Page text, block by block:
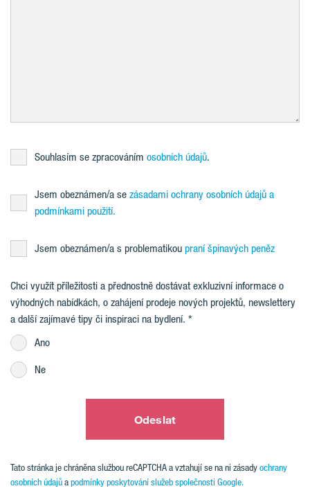
Souhlasím se zpracováním osobních údajů.
Jsem obeznámen/a se zásadami ochrany osobních údajů a
podmínkami použití.
Jsem obeznámen/a s problematikou praní špinavých peněz
Chci využít příležitosti a přednostně dostávat exkluzivní informace o
výhodných nabídkách, o zahájení prodeje nových projektů, newslettery
a další zajímavé tipy či inspiraci na bydlení.
Ano
Ne
Odeslat
Tato stránka je chráněna službou reCAPTCHA a vztahují se na ni zásadyochrany
osobních údajůapodmínky poskytování služeb společnosti Google.